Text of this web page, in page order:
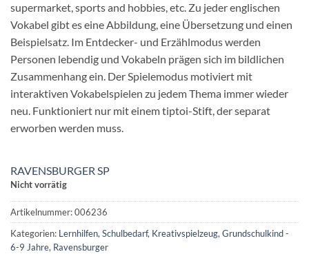
supermarket, sports and hobbies, etc. Zu jeder englischen
Vokabel gibt es eine Abbildung, eine Übersetzung und einen
Beispielsatz. Im Entdecker- und Erzählmodus werden
Personen lebendig und Vokabeln prägen sich im bildlichen
Zusammenhang ein. Der Spielemodus motiviert mit
interaktiven Vokabelspielen zu jedem Thema immer wieder
neu. Funktioniert nur mit einem tiptoi-Stift, der separat
erworben werden muss.
RAVENSBURGER SP
Nicht vorrätig
Artikelnummer:006236
Kategorien: Lernhilfen, Schulbedarf, Kreativspielzeug, Grundschulkind -
6-9 Jahre, Ravensburger